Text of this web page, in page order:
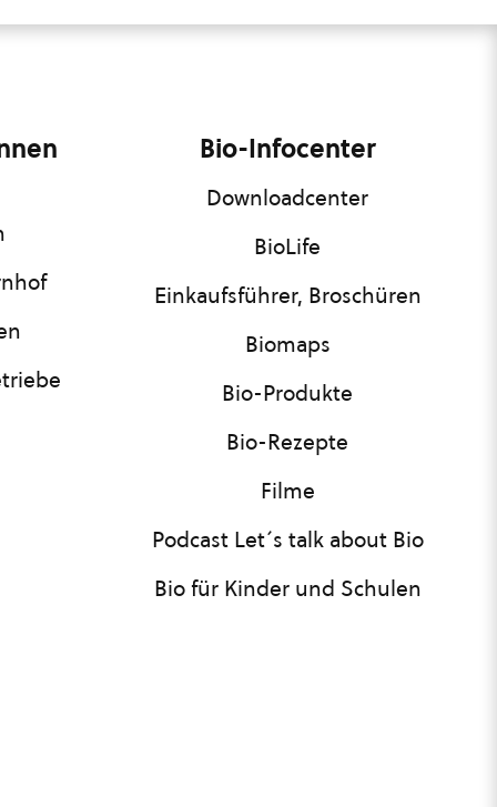
Bio-Infocenter
Downloadcenter
BioLife
Einkaufsführer, Broschüren
Biomaps
Bio-Produkte
Bio-Rezepte
Filme
Podcast Let´s talk about Bio
Bio für Kinder und Schulen